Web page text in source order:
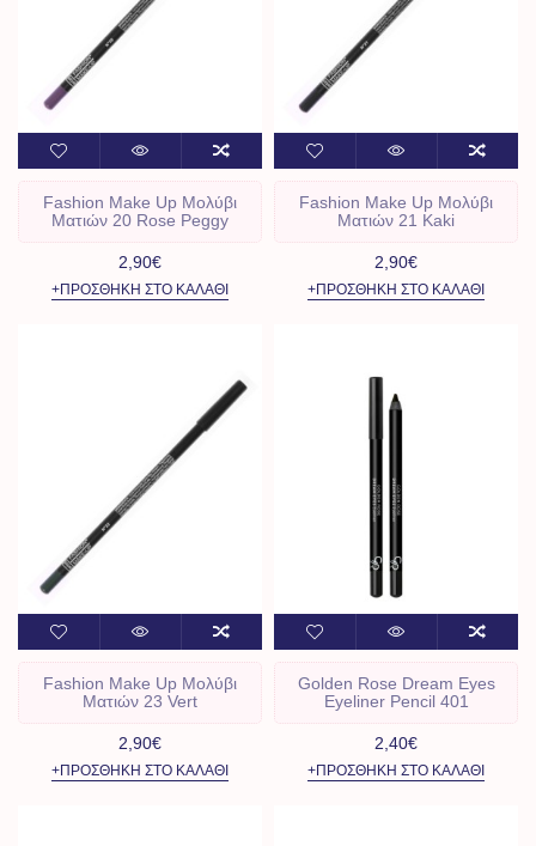
Fashion Make Up Μολύβι
Ματιών 20 Rose Peggy
2,90€
+ΠΡΟΣΘΉΚΗ ΣΤΟ ΚΑΛΆΘΙ
Fashion Make Up Μολύβι
Ματιών 21 Kaki
2,90€
+ΠΡΟΣΘΉΚΗ ΣΤΟ ΚΑΛΆΘΙ
Fashion Make Up Μολύβι
Ματιών 23 Vert
2,90€
+ΠΡΟΣΘΉΚΗ ΣΤΟ ΚΑΛΆΘΙ
Golden Rose Dream Eyes
Eyeliner Pencil 401
2,40€
+ΠΡΟΣΘΉΚΗ ΣΤΟ ΚΑΛΆΘΙ